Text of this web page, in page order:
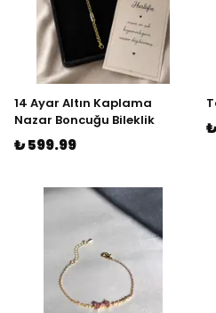
14 Ayar Altın Kaplama
Nazar Boncuğu Bileklik
₺ 599.99